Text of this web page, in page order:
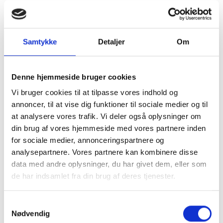
Samtykke Detaljer Om
Denne hjemmeside bruger cookies
Vi bruger cookies til at tilpasse vores indhold og
annoncer, til at vise dig funktioner til sociale medier og til
at analysere vores trafik. Vi deler også oplysninger om
din brug af vores hjemmeside med vores partnere inden
for sociale medier, annonceringspartnere og
analysepartnere. Vores partnere kan kombinere disse
data med andre oplysninger, du har givet dem, eller som
de har indsamlet fra din brug af deres tjenester.
Nødvendig
Produktinformation:
Størrelse:22 cm – ideel til større hunde.
Mærke:KONG – kendt for holdbart og sjovt
hundelegetøj.
Giv din hund timevis af sjov og komfort med KONG
Comfort Kiddos Bear Large!
Din bedste ven vil også elske dette
Bland 2 og spar 10%